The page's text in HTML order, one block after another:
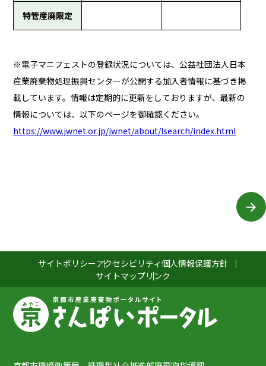
特管産廃限定
※電子マニフェストの登録状況については、公益社団法人日本
産業廃棄物処理振興センターが公開する加入者情報に基づき掲
載しています。情報は定期的に更新をしておりますが、最新の
情報については、以下のページを御確認ください。
https://www.jwnet.or.jp/jwnet/about/lsearch/index.html
サイトポリシーアクセシビリティ個人情報保護方針
サイトマップリンク